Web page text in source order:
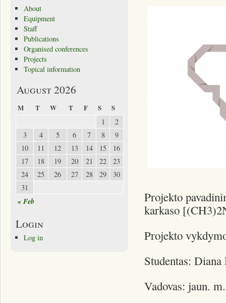
Projekto
karkaso
Projekto
Studentas: Diana
Vadovas: jaun.
About
Equipment
Staff
Publications
Organised conferences
Projects
Topical information
August 2026
M T W T F S S
« Feb
1
2
3
4 5 6 7 8
9
10
11 12 13 14 15
16
17
18 19 20 21 22
23
24
25 26 27 28 29
30
31
Login
Log in